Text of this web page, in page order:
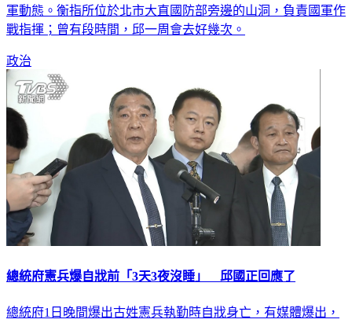
軍動態。衡指所位於北市大直國防部旁邊的山洞，負責國軍作
戰指揮；曾有段時間，邱一周會去好幾次。
政治
總統府憲兵爆自戕前「3天3夜沒睡」 邱國正回應了
總統府1日晚間爆出古姓憲兵執勤時自戕身亡，有媒體爆出，